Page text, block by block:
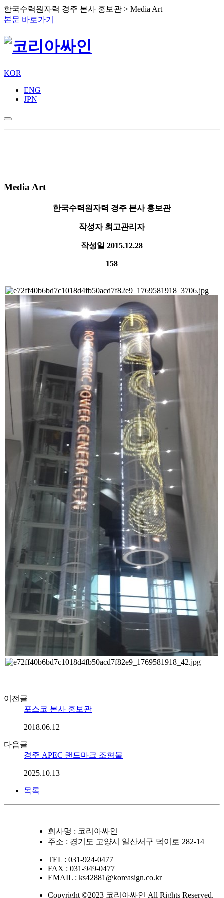
한국수력원자력 경주 본사 홍보관 > Media Art
본문 바로가기
KOR
ENG
JPN
Media Art
한국수력원자력 경주 본사 홍보관
작성자최고관리자
작성일 2015.12.28
158
이전글
포스코 본사 홍보관
2018.06.12
다음글
경주 APEC 랜드마크 조형물
2025.10.13
목록
회사명 : 코리아싸인
주소 : 경기도 고양시 일산서구 덕이로 282-14
TEL : 031-924-0477
FAX : 031-949-0477
EMAIL : ks42881@koreasign.co.kr
Copyright ©2023 코리아싸인 All Rights Reserved.